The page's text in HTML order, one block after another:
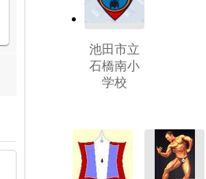
池田市立
石橋南小
学校